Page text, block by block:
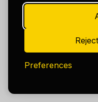
Preferences